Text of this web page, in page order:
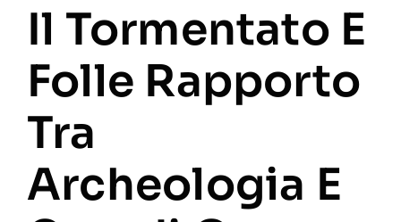
Il Tormentato E
Folle Rapporto
Tra
Archeologia E